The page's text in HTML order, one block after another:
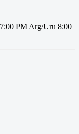
PM Arg/Uru 8:00